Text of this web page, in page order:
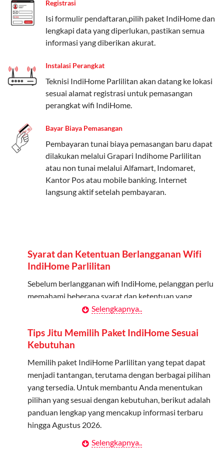
Paket Easy cocok untuk kebutuhan dasar, Paket
Complete untuk yang menginginkan fitur lengkap,
dan Paket Dynamic IP untuk pengguna yang
memprioritaskan kecepatan internet tinggi.
Paket Telkomsel One dengan Kuota Keluarga
Salah satu fitur unggulan Telkomsel One adalah Paket
Kuota Keluarga. Dengan kuota hingga 30 GB, Anda
bisa membagikan internet kepada anggota keluarga
atau teman tanpa perlu khawatir kehabisan kuota.
Berikut adalah detailnya:
Kuota Keluarga 30 GB
Kuota ini dapat digunakan secara bersama-sama oleh
Admin (pelanggan utama) dan anggota yang terdaftar.
Berlaku Nasional
untuk jaringan 2G, 3G, dan 4G.
Tidak Berlaku untuk Roaming
Kuota ini hanya bisa digunakan di dalam negeri.
Daftarkan Anggota: Admin dapat mendaftarkan anggota
melalui aplikasi MyTelkomsel atau website Telkomsel One.
Bagikan Kuota: Setelah terdaftar, anggota bisa langsung
menggunakan kuota keluarga.
Registrasi
Isi formulir pendaftaran,pilih paket IndiHome dan
lengkapi data yang diperlukan, pastikan semua
informasi yang diberikan akurat.
Instalasi Perangkat
Teknisi IndiHome Parlilitan akan datang ke lokasi
sesuai alamat registrasi untuk pemasangan
perangkat wifi IndiHome.
Bayar Biaya Pemasangan
Pembayaran tunai biaya pemasangan baru dapat
dilakukan melalui Grapari Indihome Parlilitan
atau non tunai melalui Alfamart, Indomaret,
Kantor Pos atau mobile banking. Internet
langsung aktif setelah pembayaran.
Syarat dan Ketentuan Berlangganan Wifi
IndiHome Parlilitan
Sebelum berlangganan wifi IndiHome, pelanggan perlu
memahami beberapa syarat dan ketentuan yang
Kontrak Berlangganan
Pelanggan harus menandatangani Kontrak
Berlangganan yang mencakup data pelanggan, jenis
layanan indihome Parlilitan yang dipilih, serta syarat
dan ketentuan yang berlaku. Kontrak ini dapat diubah
atau ditambah sesuai kebutuhan.
Biaya Pasang Baru (PSB)
Selengkapnya..
Tips Jitu Memilih Paket IndiHome Sesuai
Kebutuhan
Memilih paket IndiHome Parlilitan yang tepat dapat
menjadi tantangan, terutama dengan berbagai pilihan
yang tersedia. Untuk membantu Anda menentukan
pilihan yang sesuai dengan kebutuhan, berikut adalah
panduan lengkap yang mencakup informasi terbaru
hingga Agustus 2026.
Selengkapnya..